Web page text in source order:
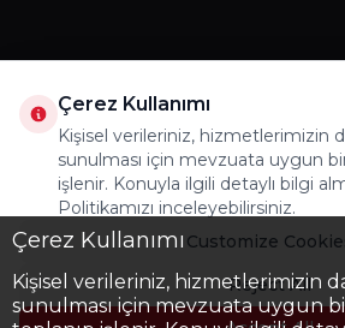
Çerez Kullanımı
Kişisel verileriniz, hizmetlerimizin
sunulması için mevzuata uygun
Çerez Kullanımı
Kişisel verileriniz, hizmetlerimizin
sunulması için mevzuata uygun
işlenir. Konuyla ilgili detaylı bilgi
Politikamızı inceleyebilirsiniz.
Customize
Reject All